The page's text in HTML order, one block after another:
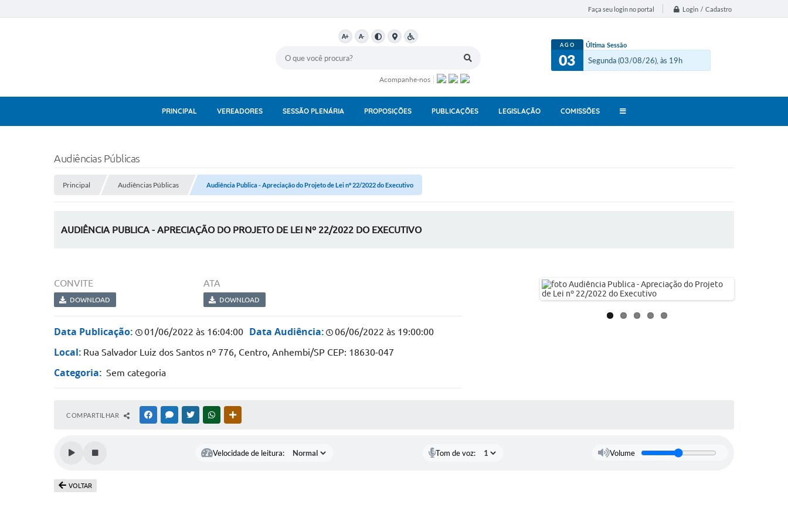
Faça seu login no portal Login / Cadastro
A+ A-
Acompanhe-nos
AGO
03
Última Sessão
Segunda (03/08/26), às 19h
PRINCIPAL VEREADORES SESSÃO PLENÁRIA PROPOSIÇÕES PUBLICAÇÕES LEGISLAÇÃO COMISSÕES
Audiências Públicas
Principal Audiências Públicas Audiência Publica - Apreciação do Projeto de Lei nº 22/2022 do Executivo
AUDIÊNCIA PUBLICA - APRECIAÇÃO DO PROJETO DE LEI Nº 22/2022 DO EXECUTIVO
CONVITE
DOWNLOAD
ATA
DOWNLOAD
Data Publicação: 01/06/2022 às 16:04:00 Data Audiência: 06/06/2022 às 19:00:00
Local: Rua Salvador Luiz dos Santos nº 776, Centro, Anhembi/SP CEP: 18630-047
Categoria: Sem categoria
COMPARTILHAR FACEBOOKMESSENGER
TWITTERWHATSAPP
Velocidade de leitura: Tom de voz: Volume
VOLTAR